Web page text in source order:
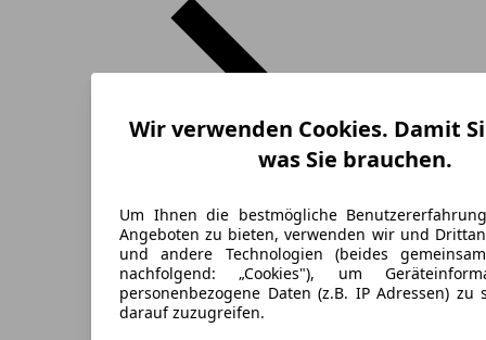
Wir verwenden Cookies. Damit
was Sie brauchen.
Um Ihnen die bestmögliche
Angeboten zu bieten, verwenden wir und
und andere Technologien (beides
nachfolgend: „Cookies"), um
personenbezogene Daten (z.B. IP Adressen) zu
darauf zuzugreifen.